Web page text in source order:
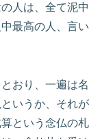
人は、全て泥中
最高の人、言い
おり、一遍は名
いうか、それが
という念仏の札